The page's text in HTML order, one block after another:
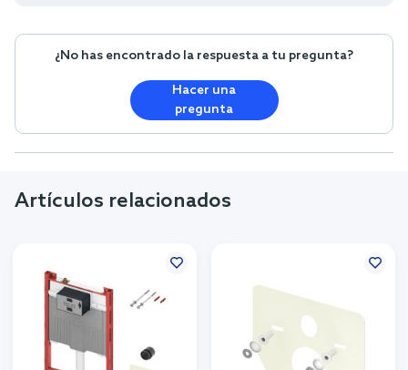
¿No has encontrado la respuesta a tu pregunta?
Hacer una
pregunta
Artículos relacionados